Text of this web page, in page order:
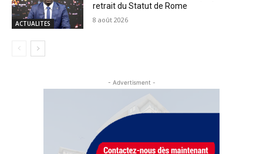
ACTUALITES
retrait du Statut de Rome
8 août 2026
- Advertisment -